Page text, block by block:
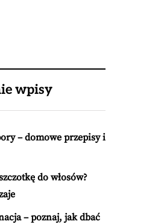
wpisy
– domowe przepisy i
do włosów?
– poznaj, jak dbać